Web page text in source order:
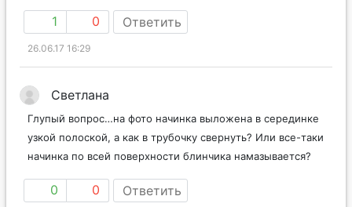
1 0 Ответить
26.06.17 16:29
Светлана
Глупый вопрос…на фото начинка выложена в серединке
узкой полоской, а как в трубочку свернуть? Или все-таки
начинка по всей поверхности блинчика намазывается?
0 0 Ответить